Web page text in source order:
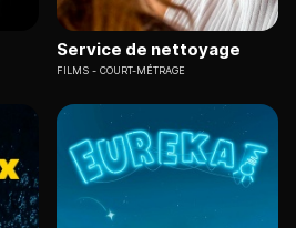
Service de nettoyage
FILMS COURT-MÉTRAGE